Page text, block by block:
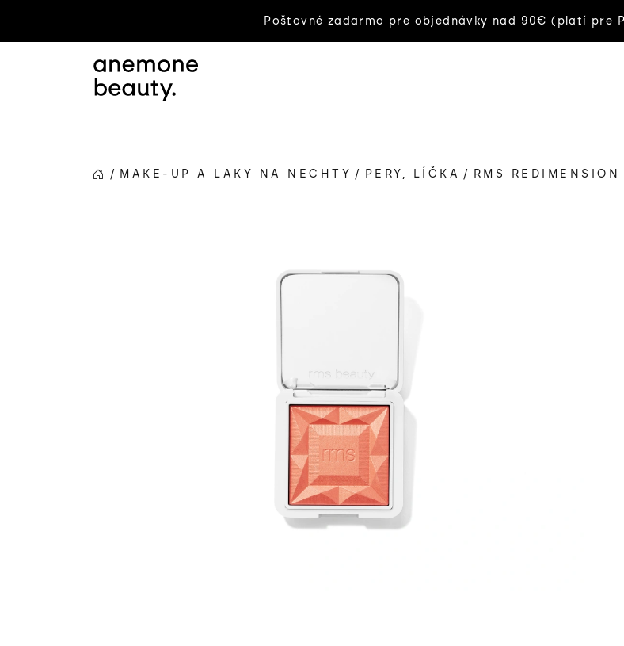
obsah
Poštovné zadarmo pre objednávky nad 90€ (platí pre
DOMOV
/ MAKE-UP A LAKY NA NECHTY / PERY, LÍČKA / RMS